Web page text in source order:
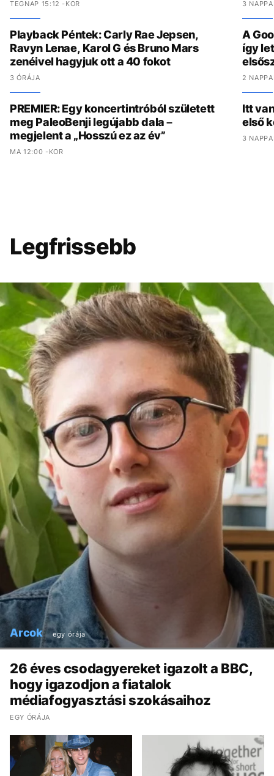
TEGNAP 15:12 -KOR
Playback Péntek: Carly Rae Jepsen,
Ravyn Lenae, Karol G és Bruno Mars
zenéivel hagyjuk ott a 40 fokot
3 ÓRÁJA
PREMIER: Egy koncertintróból született
meg PaleoBenji legújabb dala –
megjelent a „Hosszú ez az év”
MA 12:00 -KOR
3
A
így
2
Itt
első
3
Legfrissebb
Arcok egy órája
26 éves csodagyereket igazolt a BBC,
hogy igazodjon a fiatalok
médiafogyasztási szokásaihoz
EGY ÓRÁJA